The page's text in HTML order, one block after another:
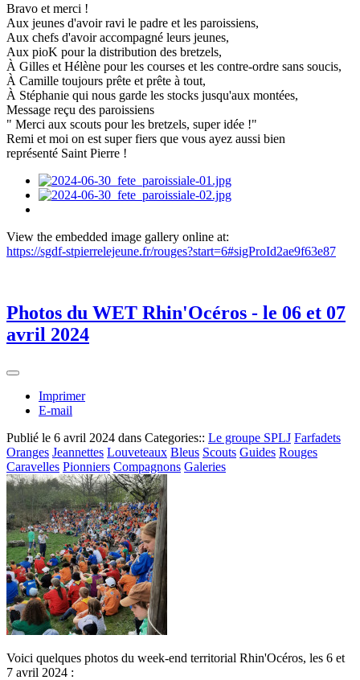
Bravo et merci !
Aux jeunes d'avoir ravi le padre et les paroissiens,
Aux chefs d'avoir accompagné leurs jeunes,
Aux pioK pour la distribution des bretzels,
À Gilles et Hélène pour les courses et les contre-ordre sans soucis,
À Camille toujours prête et prête à tout,
À Stéphanie qui nous garde les stocks jusqu'aux montées,
Message reçu des paroissiens
" Merci aux scouts pour les bretzels, super idée !"
Remi et moi on est super fiers que vous ayez aussi bien
représenté Saint Pierre !
View the embedded image gallery online at:
https://sgdf-stpierrelejeune.fr/rouges?start=6#sigProId2ae9f63e87
Photos du WET Rhin'Océros - le 06 et 07
avril 2024
Imprimer
E-mail
Publié le 6 avril 2024 dans Categories:: Le groupe SPLJ Farfadets
Oranges Jeannettes Louveteaux Bleus Scouts Guides Rouges
Caravelles Pionniers Compagnons Galeries
Voici quelques photos du week-end territorial Rhin'Océros, les 6 et
7 avril 2024 :